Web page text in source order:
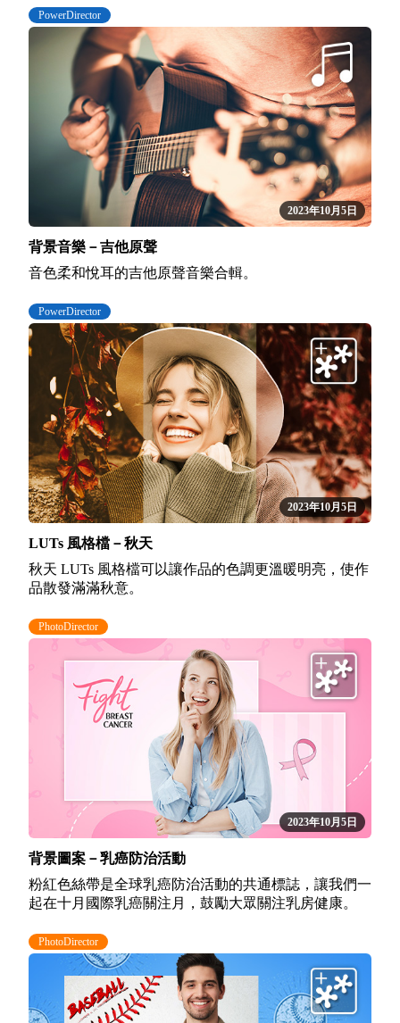
PowerDirector
2023年10月5日
背景音樂－吉他原聲
音色柔和悅耳的吉他原聲音樂合輯。
PowerDirector
2023年10月5日
LUTs 風格檔－秋天
秋天 LUTs 風格檔可以讓作品的色調更溫暖明亮，使作
品散發滿滿秋意。
PhotoDirector
2023年10月5日
背景圖案－乳癌防治活動
粉紅色絲帶是全球乳癌防治活動的共通標誌，讓我們一
起在十月國際乳癌關注月，鼓勵大眾關注乳房健康。
PhotoDirector